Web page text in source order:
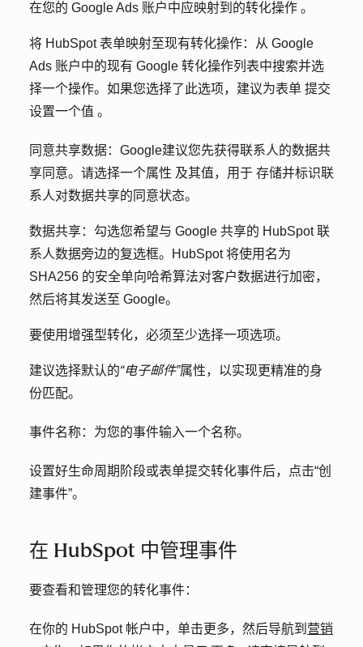
在您的 Google Ads 账户中应映射到的转化操作 。
将 HubSpot 表单映射至现有转化操作：
从 Google
Ads 账户中的现有 Google 转化操作列表中搜索并选
择一个操作。如果您选择了此选项，建议为表单 提交
设置一个值 。
同意共享数据：Google建议您先获得联系人的数据共
享同意。请选择一个属性 及其值，用于 存储并标识联
系人对数据共享的同意状态。
数据共享：勾选您希望与 Google 共享的 HubSpot 联
系人数据旁边的复选框。HubSpot 将使用名为
SHA256 的安全单向哈希算法对客户数据进行加密，
然后将其发送至 Google。
要使用增强型转化，必须至少选择一项选项。
建议选择默认的“电子邮件”属性，以实现更精准的身
份匹配。
事件名称： 为您的事件输入一个名称。
设置好生命周期阶段或表单提交转化事件后，点击“创
建事件”。
在 HubSpot 中管理事件
要查看和管理您的转化事件：
在你的 HubSpot 帐户中，单击更多，然后导航到 营销